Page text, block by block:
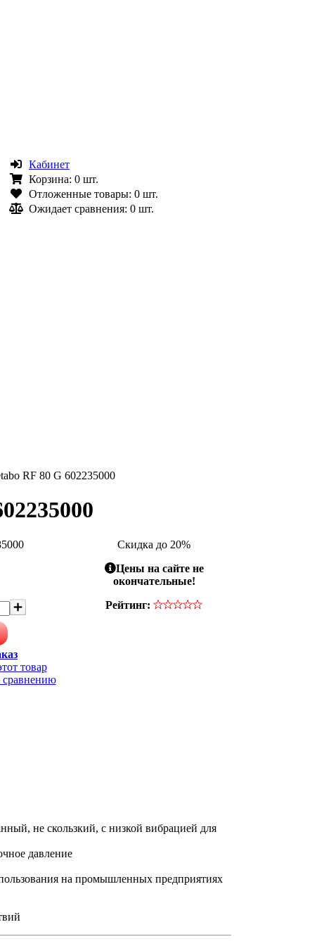
Кабинет
Корзина: 0 шт.
Отложенные товары: 0 шт.
Ожидает сравнения: 0 шт.
RF 80 G 602235000
товар
сравнению
Скидка до 20%
Цены на сайте не
окончательные!
Рейтинг:
не скользкий, с низкой вибрацией для
давление
на промышленных предприятиях